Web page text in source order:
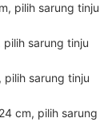
pilih sarung tinju
sarung tinju
sarung tinju
cm, pilih sarung